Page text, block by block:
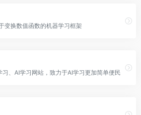
变换数值函数的机器学习框架
习、AI学习网站，致力于AI学习更加简单便民